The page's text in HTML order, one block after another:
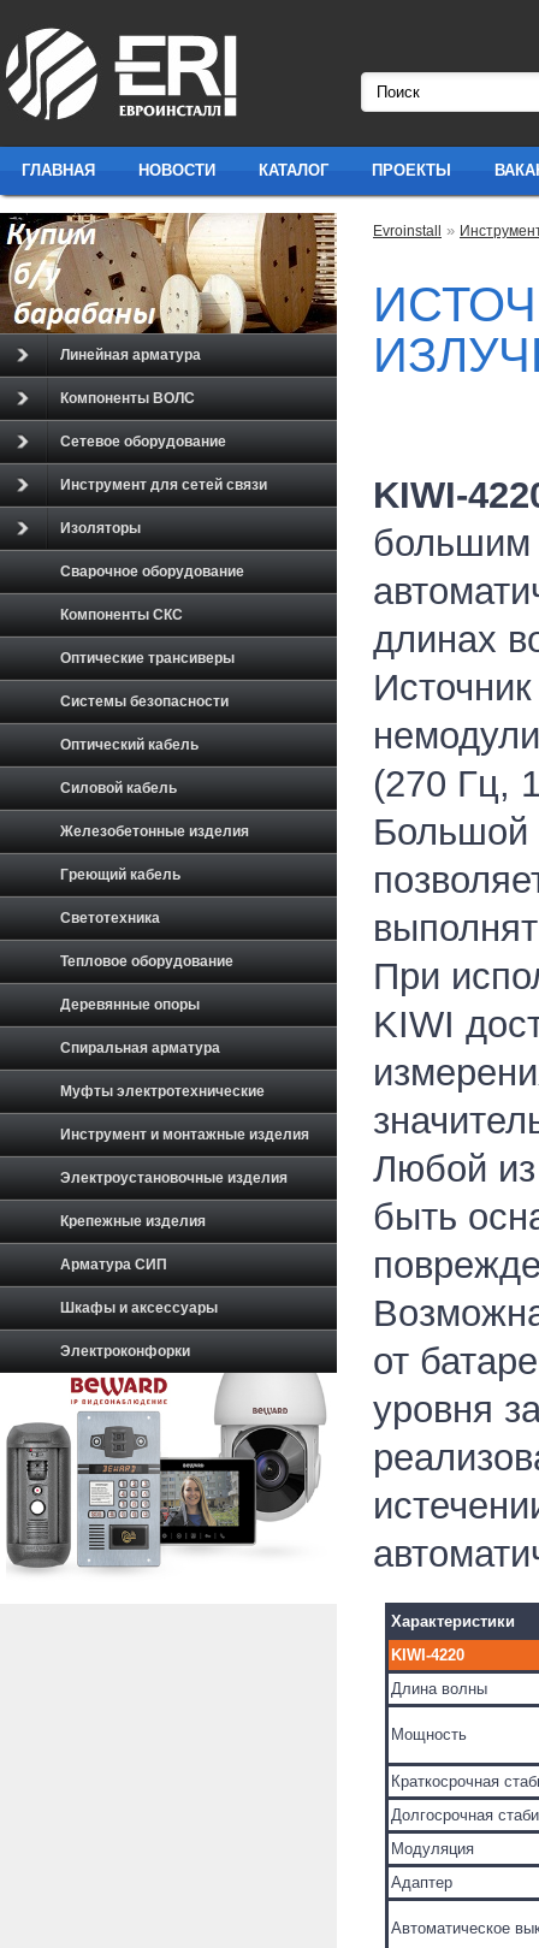
ГЛАВНАЯ НОВОСТИ КАТАЛОГ ПРОЕКТЫ
Evroinstall »
KIWI-
большим
длинах
(270 Гц,
Большой
При
KIWI
Любой
быть
от
уровня
Характеристики
KIWI-4220
Длина волны
Мощность
Краткосрочная
Долгосрочная
Модуляция
Адаптер
Автоматическое
Линейная арматура
Компоненты ВОЛС
Сетевое оборудование
Инструмент для сетей связи
Изоляторы
Сварочное оборудование
Компоненты СКС
Оптические трансиверы
Системы безопасности
Оптический кабель
Силовой кабель
Железобетонные изделия
Греющий кабель
Светотехника
Тепловое оборудование
Деревянные опоры
Спиральная арматура
Муфты электротехнические
Инструмент и монтажные изделия
Электроустановочные изделия
Крепежные изделия
Арматура СИП
Шкафы и аксессуары
Электроконфорки